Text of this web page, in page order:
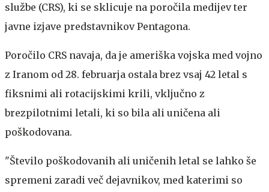
službe (CRS), ki se sklicuje na poročila medijev ter
javne izjave predstavnikov Pentagona.
Poročilo CRS navaja, da je ameriška vojska med vojno
z Iranom od 28. februarja ostala brez vsaj 42 letal s
fiksnimi ali rotacijskimi krili, vključno z
brezpilotnimi letali, ki so bila ali uničena ali
poškodovana.
"Število poškodovanih ali uničenih letal se lahko še
spremeni zaradi več dejavnikov, med katerimi so